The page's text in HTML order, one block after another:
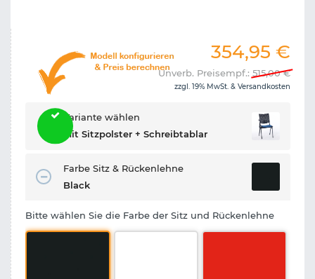
354,95 €
Unverb. Preisempf.: 515,00€
zzgl. 19% MwSt. & Versandkosten
Variante wählen
Mit Sitzpolster + Schreibtablar
Farbe Sitz & Rückenlehne
Black
Bitte wählen Sie die Farbe der Sitz und Rückenlehne